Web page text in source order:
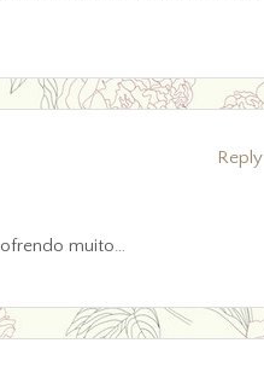
muito…
Reply